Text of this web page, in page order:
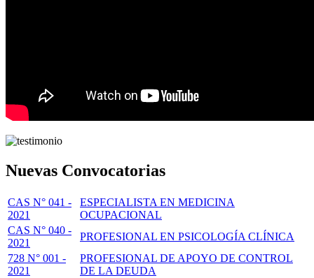
Nuevas Convocatorias
CAS N° 041 -
2021
ESPECIALISTA EN MEDICINA
OCUPACIONAL
CAS N° 040 -
2021
PROFESIONAL EN PSICOLOGÍA CLÍNICA
728 N° 001 -
2021
PROFESIONAL DE APOYO DE CONTROL
DE LA DEUDA